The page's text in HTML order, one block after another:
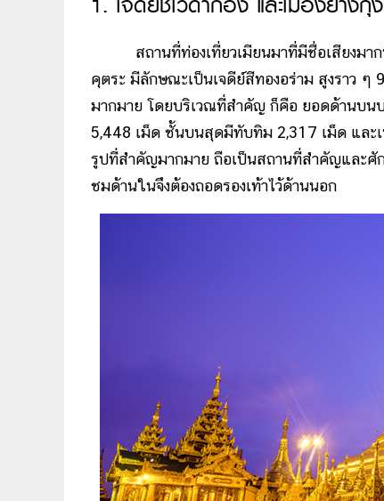
สถานที่ท่องเที่ยวเมียนมาที่มีชื่อเสียงมากที่สุ
คุตระ มีลักษณะเป็นเจดีย์สีทองอร่าม สูงราว ๆ
มากมาย โดยบริเวณที่สำคัญ ก็คือ ยอดด้านบน
5,448 เม็ด ชั้นบนสุดมีทับทิม 2,317 เม็ด และ
รูปที่สำคัญมากมาย ถือเป็นสถานที่สำคัญและศัก
ชมด้านในจึงต้องถอดรองเท้าไว้ด้านนอก